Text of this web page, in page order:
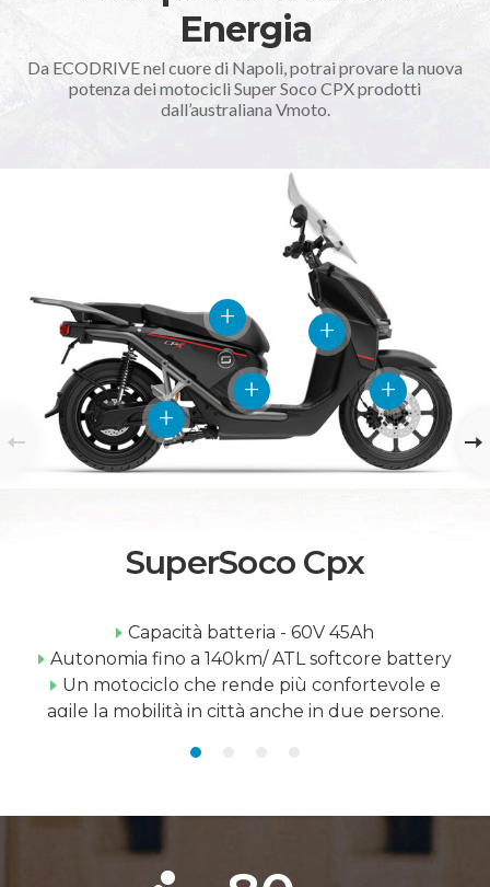
Energia
Da ECODRIVE nel cuore di Napoli, potrai provare la nuova
potenza dei motocicli Super Soco CPX prodotti
dall’australiana Vmoto.
SuperSoco Cpx
Capacità batteria - 60V 45Ah
Autonomia fino a 140km/ ATL softcore battery
Un motociclo che rende più confortevole e
agile la mobilità in città anche in due persone.